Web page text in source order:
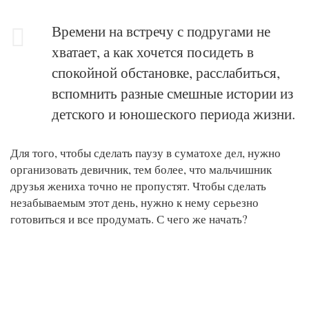
Времени на встречу с подругами не
хватает, а как хочется посидеть в
спокойной обстановке, расслабиться,
вспомнить разные смешные истории из
детского и юношеского периода жизни.
Для того, чтобы сделать паузу в суматохе дел, нужно
организовать девичник, тем более, что мальчишник
друзья жениха точно не пропустят. Чтобы сделать
незабываемым этот день, нужно к нему серьезно
готовиться и все продумать. С чего же начать?